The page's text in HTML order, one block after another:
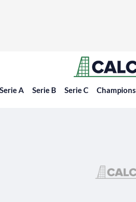
Serie A Serie B Serie C Champions